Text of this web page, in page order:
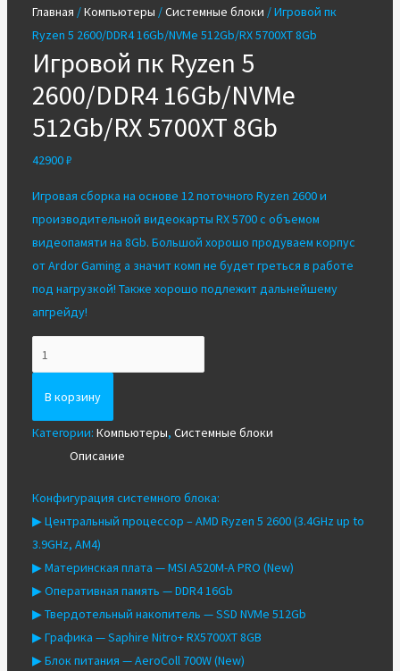
Главная /Компьютеры /Системные блоки / Игровой пк
Ryzen 5 2600/DDR4 16Gb/NVMe 512Gb/RX 5700XT 8Gb
Игровой пк Ryzen 5
2600/DDR4 16Gb/NVMe
512Gb/RX 5700XT 8Gb
42900₽
Игровая сборка на основе 12 поточного Ryzen 2600 и
производительной видеокарты RX 5700 с объемом
видеопамяти на 8Gb. Большой хорошо продуваем корпус
от Ardor Gaming а значит комп не будет греться в работе
под нагрузкой! Также хорошо подлежит дальнейшему
апгрейду!
Игровой
Ryzen
5
2600/DDR4
512Gb/RX
5700XT
В корзину
Категории: Компьютеры, Системные блоки
Описание
Конфигурация системного блока:
▶ Центральный процессор – АМD Ryzеn 5 2600 (3.4GHz uр tо
3.9GHz, АМ4)
▶ Материнская плата — MSI A520M-A PRO (New)
▶ Оперативная память — DDR4 16Gb
▶ Твердотельный накопитель — SSD NVMe 512Gb
▶ Графика — Saphire Nitro+ RX5700XT 8GB
▶ Блок питания — AeroColl 700W (New)